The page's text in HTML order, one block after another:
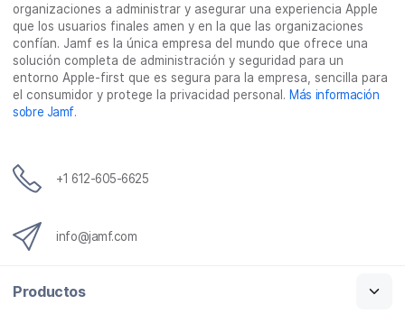
organizaciones a administrar y asegurar una experiencia Apple
que los usuarios finales amen y en la que las organizaciones
confían. Jamf es la única empresa del mundo que ofrece una
solución completa de administración y seguridad para un
entorno Apple-first que es segura para la empresa, sencilla para
el consumidor y protege la privacidad personal. Más información
sobre Jamf.
+1 612-605-6625
info@jamf.com
Productos